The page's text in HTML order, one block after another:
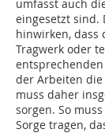
umfasst auch
eingesetzt sind.
hinwirken, dass
Tragwerk oder
der Arbeiten
muss daher
sorgen. So
Sorge tragen,